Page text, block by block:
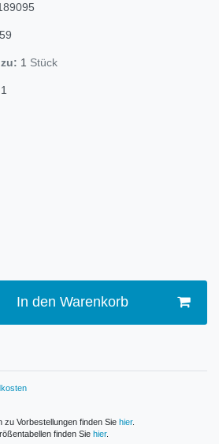
1 Stück
1
In den Warenkorb
zu Vorbestellungen finden Sie hier.
finden Sie hier.